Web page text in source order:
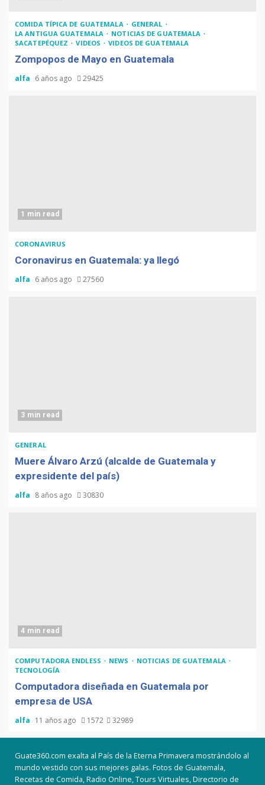
COMIDA TÍPICA DE GUATEMALA
GENERAL
LA ANTIGUA GUATEMALA
NOTICIAS DE GUATEMALA
SACATEPÉQUEZ
VIDEOS VIDEOS DE GUATEMALA
Zompopos de Mayo en Guatemala
alfa 6 años ago 29425
1 min read
CORONAVIRUS
Coronavirus en Guatemala: ya llegó
alfa 6 años ago 27560
3 min read
GENERAL
Muere Álvaro Arzú (alcalde de Guatemala y
expresidente del país)
alfa 8 años ago 30830
4 min read
COMPUTADORA ENDLESS NEWS
NOTICIAS DE GUATEMALA
TECNOLOGÍA
Computadora diseñada en Guatemala por
empresa de USA
alfa 11 años ago 1572 32989
Guate360.com exalta al País de la Eterna Primavera mostrándolo al
mundo vestido con sus mejores galas. Fotos de Guatemala,
Recetas de Comida, Radio Online, Tours Virtuales, Directorio de